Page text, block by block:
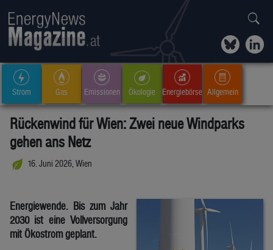
Strom Gas Emissionen Ökologie Energiebörse Allgemein
Rückenwind für Wien: Zwei neue Windparks
gehen ans Netz
16. Juni 2026, Wien
Energiewende. Bis zum Jahr
2030 ist eine Vollversorgung
mit Ökostrom geplant.